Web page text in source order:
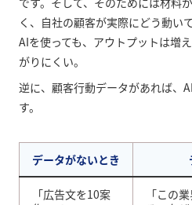
く、自社の顧客が実際にどう動い
AIを使っても、アウトプットは増
がりにくい。
逆に、顧客行動データがあれば、
す。
データがないとき
「広告文を10案
「この